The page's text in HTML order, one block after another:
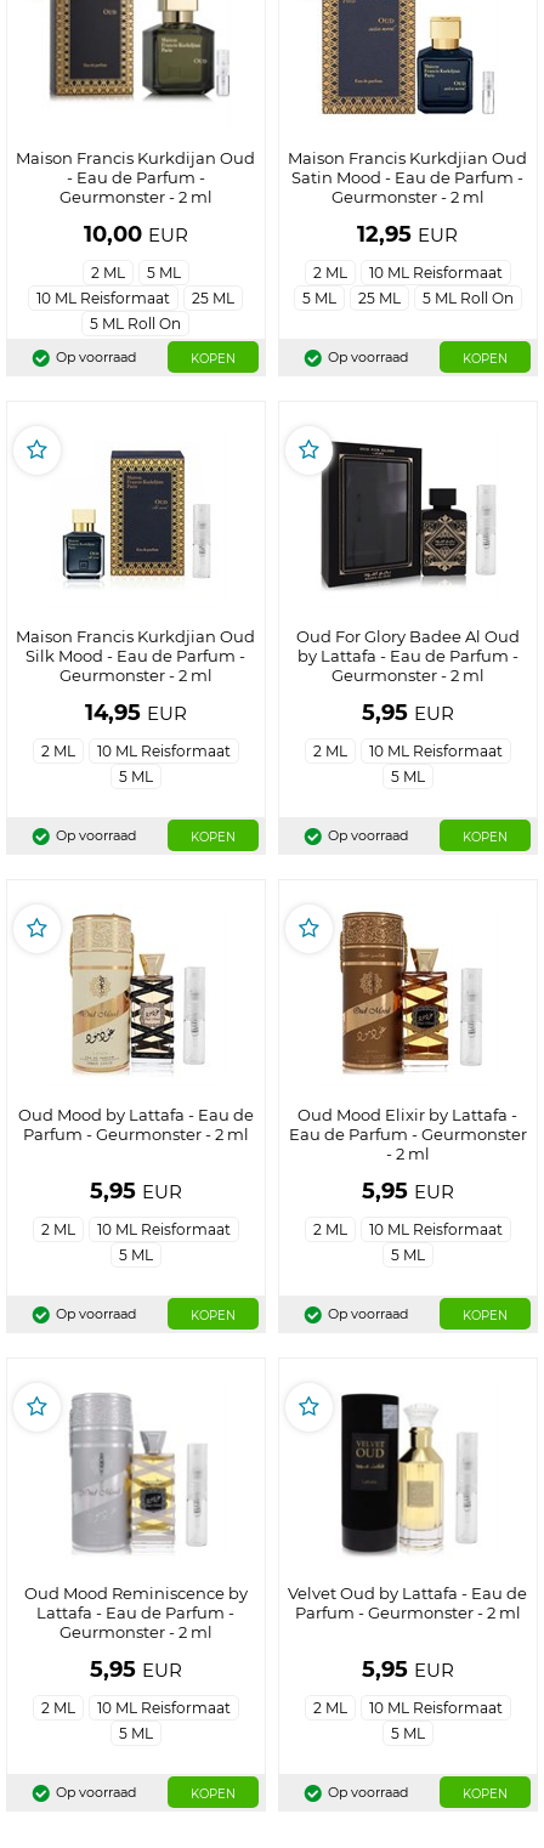
Maison Francis Kurkdijan Oud
- Eau de Parfum -
Geurmonster - 2 ml
10,00 EUR
2 ML
5 ML
10 ML Reisformaat
25 ML
5 ML Roll On
Op voorraad KOPEN
Maison Francis Kurkdjian Oud
Satin Mood - Eau de Parfum -
Geurmonster - 2 ml
12,95 EUR
2 ML
10 ML Reisformaat
5 ML
25 ML 5 ML Roll On
Op voorraad KOPEN
Maison Francis Kurkdjian Oud
Silk Mood - Eau de Parfum -
Geurmonster - 2 ml
14,95 EUR
2 ML
10 ML Reisformaat
5 ML
Op voorraad KOPEN
Oud For Glory Badee Al Oud
by Lattafa - Eau de Parfum -
Geurmonster - 2 ml
5,95 EUR
2 ML
10 ML Reisformaat
5 ML
Op voorraad KOPEN
Oud Mood by Lattafa - Eau de
Parfum - Geurmonster - 2 ml
5,95 EUR
2 ML
10 ML Reisformaat
5 ML
Op voorraad KOPEN
Oud Mood Elixir by Lattafa -
Eau de Parfum - Geurmonster
- 2 ml
5,95 EUR
2 ML
10 ML Reisformaat
5 ML
Op voorraad KOPEN
Oud Mood Reminiscence by
Lattafa - Eau de Parfum -
Geurmonster - 2 ml
5,95 EUR
2 ML
10 ML Reisformaat
5 ML
Op voorraad KOPEN
Velvet Oud by Lattafa - Eau de
Parfum - Geurmonster - 2 ml
5,95 EUR
2 ML
10 ML Reisformaat
5 ML
Op voorraad KOPEN